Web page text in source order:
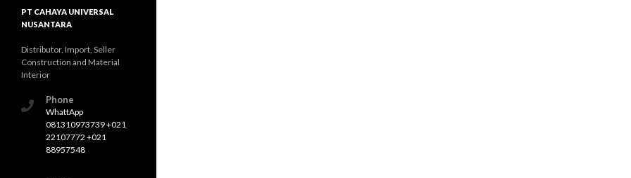
PT CAHAYA UNIVERSAL
NUSANTARA
Distributor, Import, Seller
Construction and Material
Interior
Phone
WhattApp
081310973739 +021
22107772 +021
88957548